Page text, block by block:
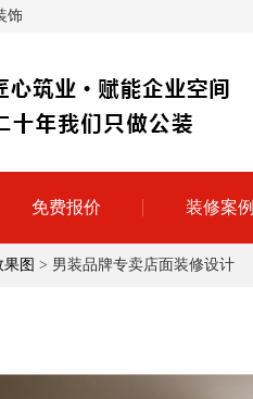
饰
免费报价 装修案例
果图 > 男装品牌专卖店面装修设计